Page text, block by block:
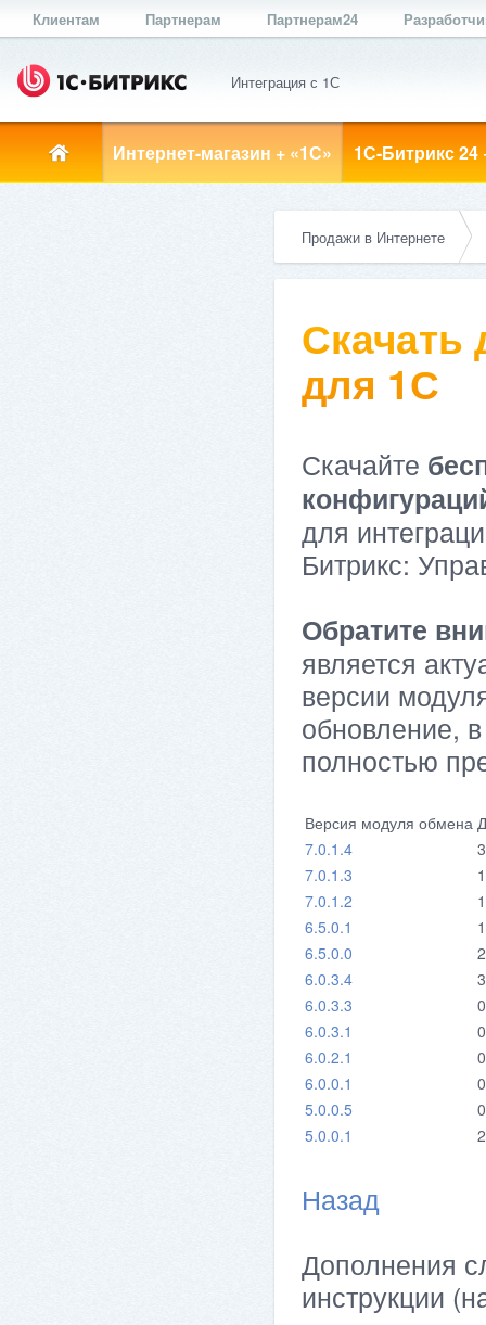
Клиентам Партнерам Партнерам24
Интеграция с 1С
Интернет-магазин + «1С» 1С-Битрикс 24
Продажи в Интернете
для 1С
Скачайте
для
Битрикс:
Обратите
является
версии
обновление,
полностью
Версия модуля обмена
7.0.1.4
7.0.1.3
7.0.1.2
6.5.0.1
6.5.0.0
6.0.3.4
6.0.3.3
6.0.3.1
6.0.2.1
6.0.0.1
5.0.0.5
5.0.0.1
Назад
Дополнения
инструкции